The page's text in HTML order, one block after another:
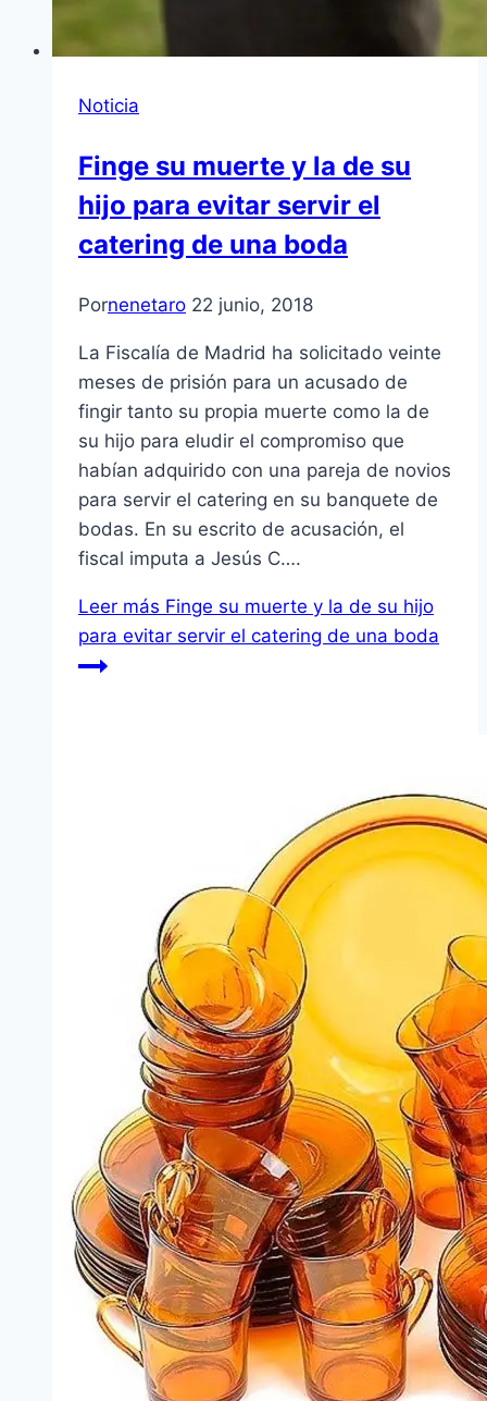
Noticia
Finge su muerte y la de su
hijo para evitar servir el
catering de una boda
Pornenetaro 22 junio, 2018
La Fiscalía de Madrid ha solicitado veinte
meses de prisión para un acusado de
fingir tanto su propia muerte como la de
su hijo para eludir el compromiso que
habían adquirido con una pareja de novios
para servir el catering en su banquete de
bodas. En su escrito de acusación, el
fiscal imputa a Jesús C….
Leer más Finge su muerte y la de su hijo
para evitar servir el catering de una boda